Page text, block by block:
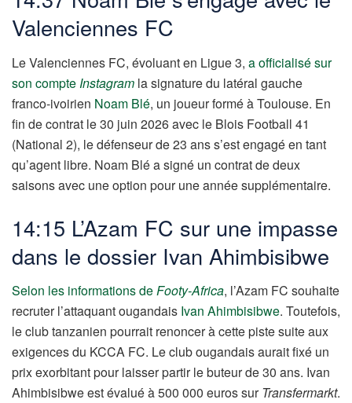
Valenciennes FC
Le Valenciennes FC, évoluant en Ligue 3, a officialisé sur
son compteInstagram la signature du latéral gauche
franco-ivoirien Noam Blé, un joueur formé à Toulouse. En
fin de contrat le 30 juin 2026 avec le Blois Football 41
(National 2), le défenseur de 23 ans s’est engagé en tant
qu’agent libre. Noam Blé a signé un contrat de deux
saisons avec une option pour une année supplémentaire.
14:15 L’Azam FC sur une impasse
dans le dossier Ivan Ahimbisibwe
Selon les informations deFooty-Africa, l’Azam FC souhaite
recruter l’attaquant ougandais Ivan Ahimbisibwe. Toutefois,
le club tanzanien pourrait renoncer à cette piste suite aux
exigences du KCCA FC. Le club ougandais aurait fixé un
prix exorbitant pour laisser partir le buteur de 30 ans. Ivan
Ahimbisibwe est évalué à 500 000 euros sur Transfermarkt.